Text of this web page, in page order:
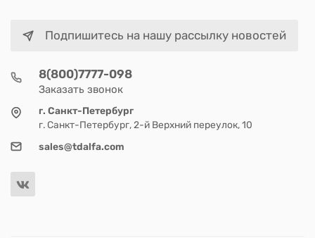
Подпишитесь на нашу рассылку новостей
8(800)7777-098
Заказать звонок
г. Санкт-Петербург
г. Санкт-Петербург, 2-й Верхний переулок, 10
sales@tdalfa.com